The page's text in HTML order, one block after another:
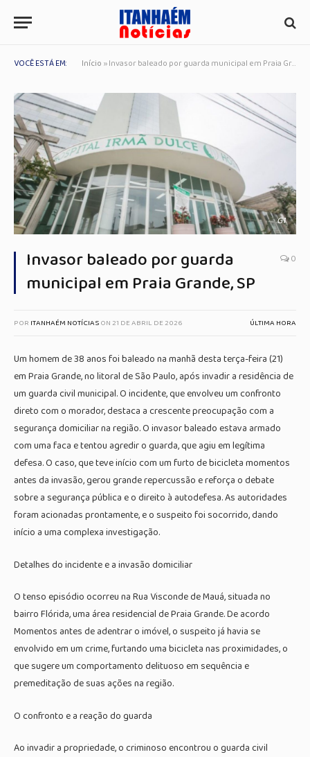
VOCÊ ESTÁ EM: Início »Invasor baleado por guarda municipal em Praia Grande, SP
G1
Invasor baleado por guarda
municipal em Praia Grande, SP
0
POR ITANHAÉM NOTÍCIASON21 DE ABRIL DE 2026 ÚLTIMA HORA
Um homem de 38 anos foi baleado na manhã desta terça-feira (21)
em Praia Grande, no litoral de São Paulo, após invadir a residência de
um guarda civil municipal. O incidente, que envolveu um confronto
direto com o morador, destaca a crescente preocupação com a
segurança domiciliar na região. O invasor baleado estava armado
com uma faca e tentou agredir o guarda, que agiu em legítima
defesa. O caso, que teve início com um furto de bicicleta momentos
antes da invasão, gerou grande repercussão e reforça o debate
sobre a segurança pública e o direito à autodefesa. As autoridades
foram acionadas prontamente, e o suspeito foi socorrido, dando
início a uma complexa investigação.
Detalhes do incidente e a invasão domiciliar
O tenso episódio ocorreu na Rua Visconde de Mauá, situada no
bairro Flórida, uma área residencial de Praia Grande. De acordo
Momentos antes de adentrar o imóvel, o suspeito já havia se
envolvido em um crime, furtando uma bicicleta nas proximidades, o
que sugere um comportamento delituoso em sequência e
premeditação de suas ações na região.
O confronto e a reação do guarda
Ao invadir a propriedade, o criminoso encontrou o guarda civil